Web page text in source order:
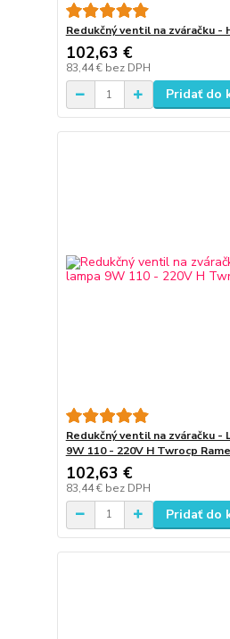
Redukčný ventil na zváračku -
102,63 €
83,44 € bez DPH
Pridať do
Redukčný ventil na zváračku -
9W 110 - 220V H Twrocp
102,63 €
83,44 € bez DPH
Pridať do